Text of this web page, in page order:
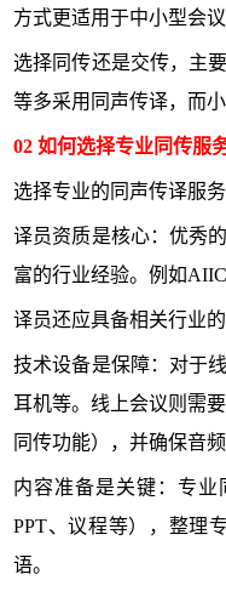
方式更适用于中小型会
选择同传还是交传，主
等多采用同声传译，而
02 如何选择专业同传服
选择专业的同声传译服
译员资质是核心：优秀
富的行业经验。例如
译员还应具备相关行业
技术设备是保障：对于
耳机等。线上会议则需
同传功能），并确保音频
内容准备是关键：专业
PPT、议程等），整理
语。